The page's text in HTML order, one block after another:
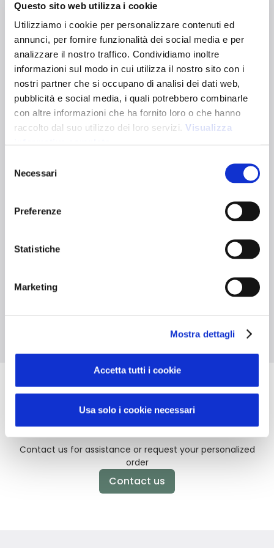
Questo sito web utilizza i cookie
Utilizziamo i cookie per personalizzare contenuti ed
annunci, per fornire funzionalità dei social media e per
analizzare il nostro traffico. Condividiamo inoltre
informazioni sul modo in cui utilizza il nostro sito con i
nostri partner che si occupano di analisi dei dati web,
pubblicità e social media, i quali potrebbero combinarle
con altre informazioni che ha fornito loro o che hanno
raccolto dal suo utilizzo dei loro servizi. Visualizza
delNecessari
Preferenze
Statistiche
Marketing
Mostra dettagli
Accetta tutti i cookie
Usa solo i cookie necessari
ALGHERO
22126
280 g/m² cotton bag with jute base. Equipped with a zip
closure, bellows at the base, long handles for convenient
carrying by hand and on the shoulder.
Dimensions:50 x 38 x 13 cm
Handle size:80 x 3,8 cm
Capacity: 24L
Color variants:
Certifications:
Didn't find what you're looking
for?
Contact us for assistance or request your personalized
order
Contact us